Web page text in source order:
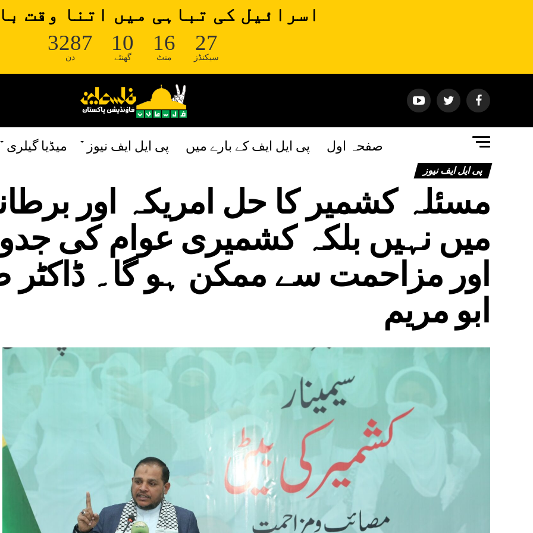
اسرائیل کی تباہی میں اتنا وقت
3287
دن
10
گھنٹے
16
منٹ
25
سیکنڈز
صفحہ اول پی ایل ایف کے بارے میں پی ایل ایف نیوز میڈیا گیلری
پی ایل ایف نیوز
مسئلہ کشمیر کا حل امریکہ اور
میں نہیں بلکہ کشمیری عوام کی
اور مزاحمت سے ممکن ہو گا۔ ڈاکٹر
ابو مریم